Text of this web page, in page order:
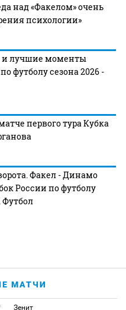
над «Факелом» очень
психологии»
и лучшие моменты
футболу сезона 2026 -
первого тура Кубка
Факел - Динамо
России по футболу
Футбол
МАТЧИ
Зенит